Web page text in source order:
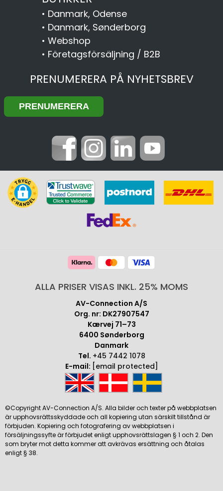
• Danmark, Odense
• Danmark, Sønderborg
• Webshop
• Företagsförsäljning / B2B
PRENUMERERA PÅ NYHETSBREV
ALLA PRISER VISAS INKL. 25% MOMS
AV-Connection A/S
Org. nr: DK27907547
Kærvej 71–73
6400 Sønderborg
Danmark
Tel. +45 7442 1078
E-mail: [email protected]
©Copyright AV-Connection A/S. Alla bilder och texter på webbplatsen
är upphovsrättsskyddade och all kopiering utan särskilt tillstånd är
förbjuden. Kopiering och fotografering av webbplatsen i
försäljningssyfte är förbjudet enligt upphovsrättslagen § 1 och 2. Den
som bryter mot detta kommer att avkrävas ersättning och åtalas
enligt § 38.